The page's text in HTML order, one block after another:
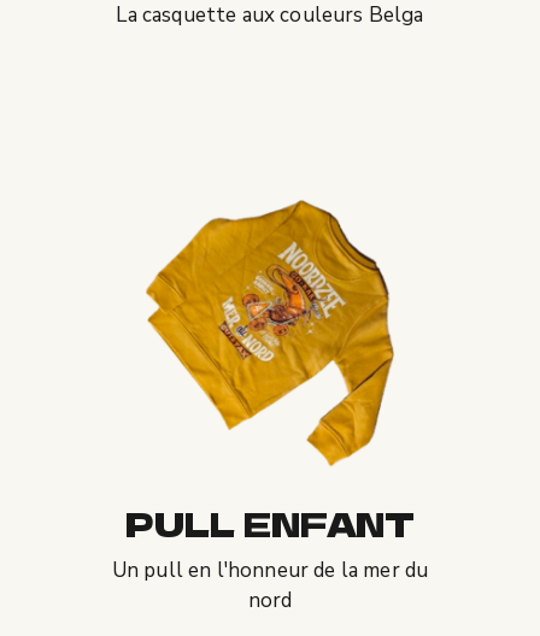
La casquette aux couleurs Belga
PULL ENFANT
Un pull en l'honneur de la mer du
nord